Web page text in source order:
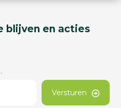
blijven en acties
Versturen